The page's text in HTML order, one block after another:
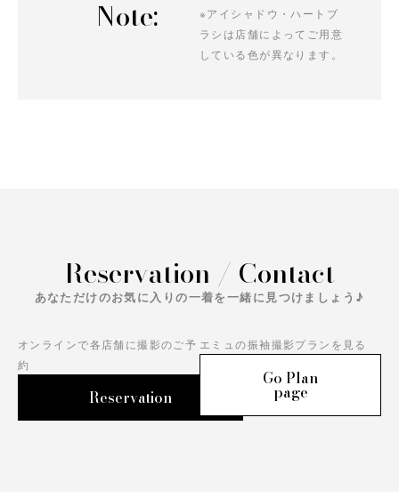
Note:
※アイシャドウ・ハートブ
ラシは店舗によってご用意
している色が異なります。
Reservation / Contact
あなただけのお気に入りの一着を一緒に見つけましょう♪
オンラインで各店舗に撮影のご予
約
Reservation
エミュの振袖撮影プランを見る
Go Plan
page